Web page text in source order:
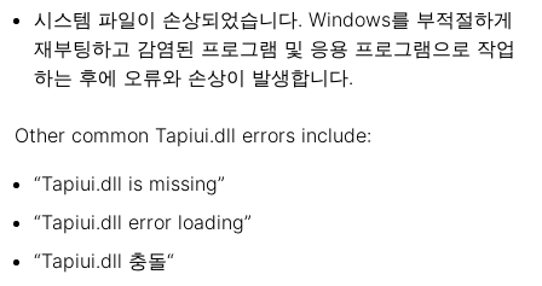
시스템 파일이 손상되었습니다. Windows를 부적절하게
재부팅하고 감염된 프로그램 및 응용 프로그램으로 작업
하는 후에 오류와 손상이 발생합니다.
Other common Tapiui.dll errors include:
“Tapiui.dll is missing”
“Tapiui.dll error loading”
“Tapiui.dll 충돌“